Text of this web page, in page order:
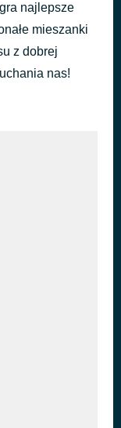
45 minut temu
najlepsze
mieszanki
z dobrej
nas!